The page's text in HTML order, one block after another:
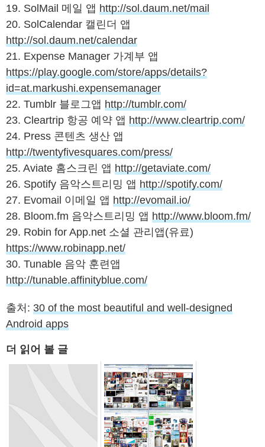
19. SolMail 메일 앱 http://sol.daum.net/mail
20. SolCalendar 캘린더 앱
http://sol.daum.net/calendar
21. Expense Manager 가계부 앱
https://play.google.com/store/apps/details?
id=at.markushi.expensemanager
22. Tumblr 블로그앱 http://tumblr.com/
23. Cleartrip 항공 예약 앱 http://www.cleartrip.com/
24. Press 콘텐츠 생산 앱
http://twentyfivesquares.com/press/
25. Aviate 홈스크린 앱 http://getaviate.com/
26. Spotify 음악스트리밍 앱 http://spotify.com/
27. Evomail 이메일 앱 http://evomail.io/
28. Bloom.fm 음악스트리밍 앱 http://www.bloom.fm/
29. Robin for App.net 소셜 관리앱(유료)
https://www.robinapp.net/
30. Tunable 음악 훈련앱
http://tunable.affinityblue.com/
출처: 30 of the most beautiful and well-designed
Android apps
더 읽어 볼 글